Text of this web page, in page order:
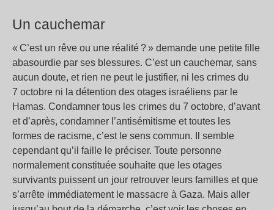
Un cauchemar
« C’est un rêve ou une réalité ? » demande une petite fille
abasourdie par ses blessures. C’est un cauchemar, sans
aucun doute, et rien ne peut le justifier, ni les crimes du
7 octobre ni la détention des otages israéliens par le
Hamas. Condamner tous les crimes du 7 octobre, d’avant
et d’après, condamner l’antisémitisme et toutes les
formes de racisme, c’est le sens commun. Il semble
cependant qu’il faille le préciser. Toute personne
normalement constituée souhaite que les otages
survivants puissent un jour retrouver leurs familles et que
s’arrête immédiatement le massacre à Gaza. Mais aller